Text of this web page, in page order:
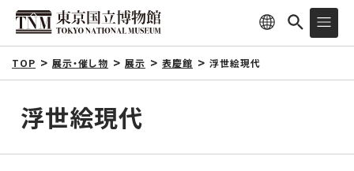
TOP 展示・催し物 展示 表慶館 浮世絵現代
浮世絵現代